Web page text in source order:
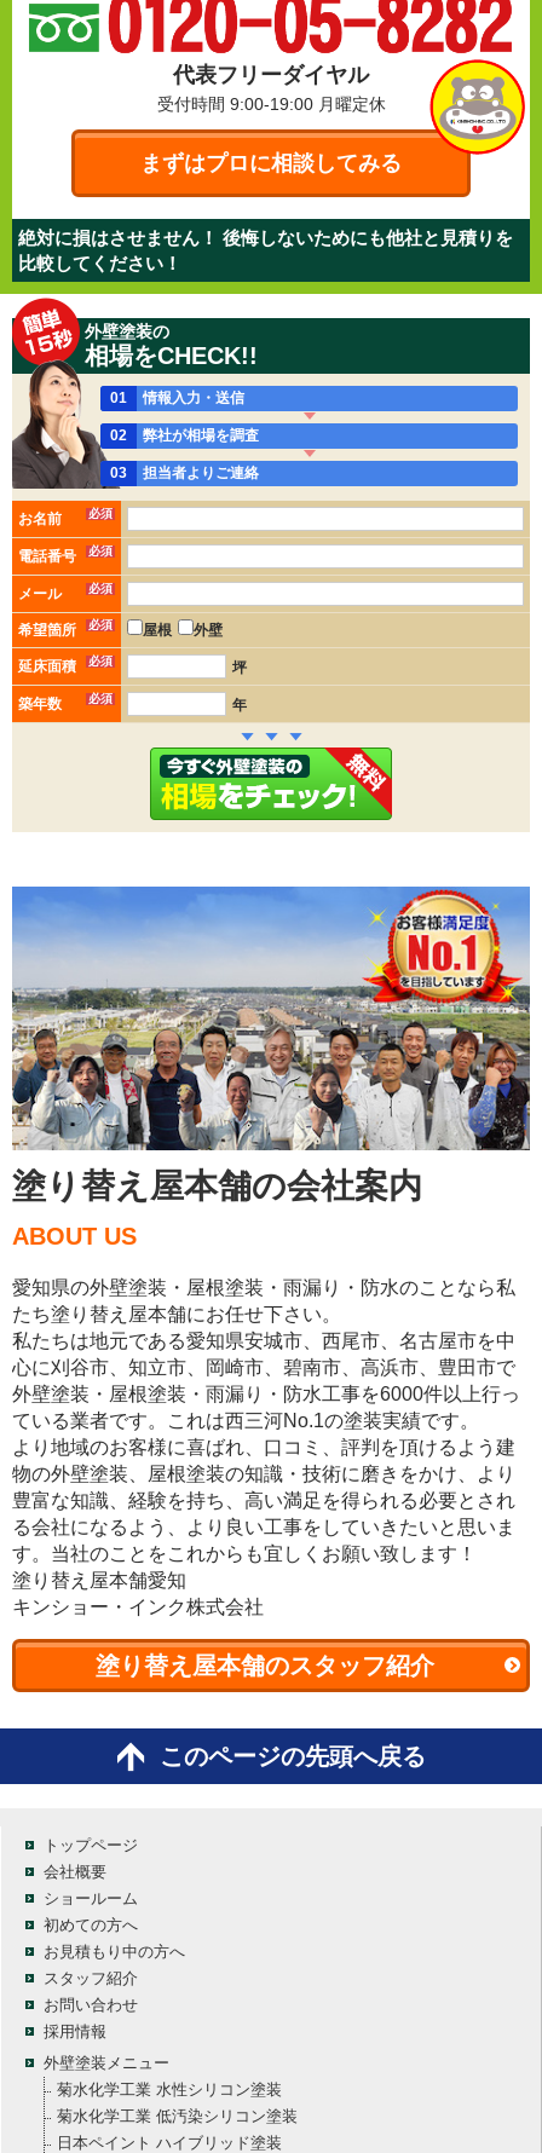
代表フリーダイヤル
受付時間 9:00-19:00 月曜定休
まずはプロに相談してみる
絶対に損はさせません！ 後悔しないためにも他社と見積りを
比較してください！
外壁塗装の
相場をCHECK!!
01 情報入力・送信
02 弊社が相場を調査
03 担当者よりご連絡
お名前 必須
電話番号 必須
メール 必須
希望箇所 必須 屋根 外壁
延床面積 必須 坪
築年数 必須 年
塗り替え屋本舗の会社案内
ABOUT US
愛知県の外壁塗装・屋根塗装・雨漏り・防水のことなら私
たち塗り替え屋本舗にお任せ下さい。
私たちは地元である愛知県安城市、西尾市、名古屋市を中
心に刈谷市、知立市、岡崎市、碧南市、高浜市、豊田市で
外壁塗装・屋根塗装・雨漏り・防水工事を6000件以上行っ
ている業者です。これは西三河No.1の塗装実績です。
より地域のお客様に喜ばれ、口コミ、評判を頂けるよう建
物の外壁塗装、屋根塗装の知識・技術に磨きをかけ、より
豊富な知識、経験を持ち、高い満足を得られる必要とされ
る会社になるよう、より良い工事をしていきたいと思いま
す。当社のことをこれからも宜しくお願い致します！
塗り替え屋本舗愛知
キンショー・インク株式会社
塗り替え屋本舗のスタッフ紹介
このページの先頭へ戻る
トップページ
会社概要
ショールーム
初めての方へ
お見積もり中の方へ
スタッフ紹介
お問い合わせ
採用情報
外壁塗装メニュー
菊水化学工業 水性シリコン塗装
菊水化学工業 低汚染シリコン塗装
日本ペイント ハイブリッド塗装